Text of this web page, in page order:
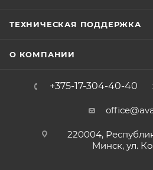
ТЕХНИЧЕСКАЯ ПОДДЕРЖКА
О КОМПАНИИ
+375-17-304-40-40
220004,
Минск, ул.